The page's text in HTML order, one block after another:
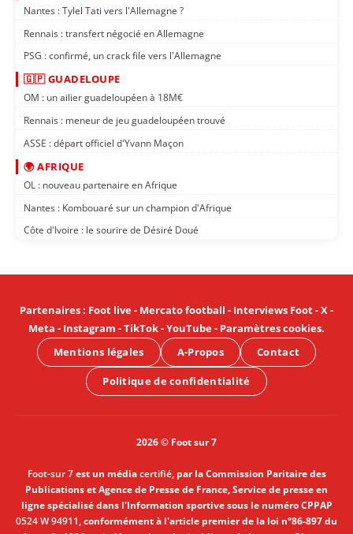
Nantes : Tylel Tati vers l'Allemagne ?
Rennais : transfert négocié en Allemagne
PSG : confirmé, un crack file vers l'Allemagne
🇬🇵 GUADELOUPE
OM : un ailier guadeloupéen à 18M€
Rennais : meneur de jeu guadeloupéen trouvé
ASSE : départ officiel d'Yvann Maçon
🌍 AFRIQUE
OL : nouveau partenaire en Afrique
Nantes : Kombouaré sur un champion d'Afrique
Côte d'Ivoire : le sourire de Désiré Doué
Partenaires: Foot live- Mercato football - Interviews Foot-X-
Meta - Instagram -TikTok-YouTube- Paramètres cookies.
Mentions légales
A-Propos Contact
Politique de confidentialité
2026 © Foot sur 7
Foot-sur 7est un médiacertifié, par la Commission Paritaire des
Publications et Agence de Presse de France, Service de presse en
ligne spécialisé dans l'Information sportive sous le numéro CPPAP
0524 W 94911, conformément à l'article premier de la loi n°86-897 du